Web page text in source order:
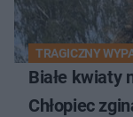
TRAGICZNY
Białe kwiaty
Chłopiec